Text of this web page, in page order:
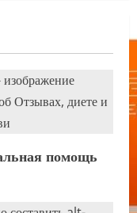
помощь